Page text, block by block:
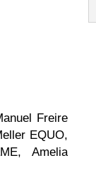
Freire
EQUO,
Amelia